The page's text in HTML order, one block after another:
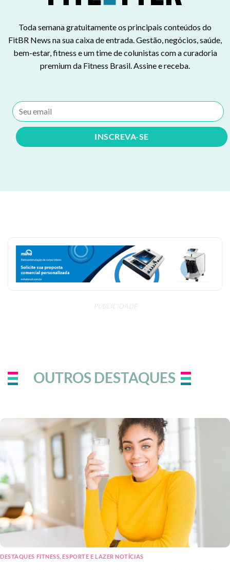
Toda semana gratuitamente os principais conteúdos do
FitBR News na sua caixa de entrada. Gestão, negócios, saúde,
bem-estar, fitness e um time de colunistas com a curadoria
premium da Fitness Brasil. Assine e receba.
OUTROS DESTAQUES
DESTAQUES FITNESS, ESPORTE E LAZER NOTÍCIAS